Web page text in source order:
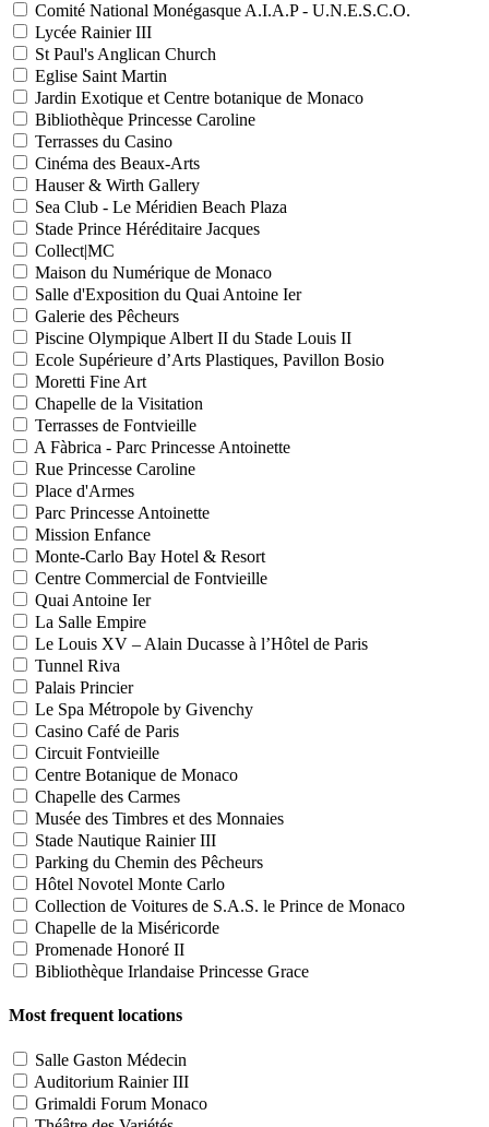
Comité National Monégasque A.I.A.P - U.N.E.S.C.O.
Lycée Rainier III
St Paul's Anglican Church
Eglise Saint Martin
Jardin Exotique et Centre botanique de Monaco
Bibliothèque Princesse Caroline
Terrasses du Casino
Cinéma des Beaux-Arts
Hauser & Wirth Gallery
Sea Club - Le Méridien Beach Plaza
Stade Prince Héréditaire Jacques
Collect|MC
Maison du Numérique de Monaco
Salle d'Exposition du Quai Antoine Ier
Galerie des Pêcheurs
Piscine Olympique Albert II du Stade Louis II
Ecole Supérieure d’Arts Plastiques, Pavillon Bosio
Moretti Fine Art
Chapelle de la Visitation
Terrasses de Fontvieille
A Fàbrica - Parc Princesse Antoinette
Rue Princesse Caroline
Place d'Armes
Parc Princesse Antoinette
Mission Enfance
Monte-Carlo Bay Hotel & Resort
Centre Commercial de Fontvieille
Quai Antoine Ier
La Salle Empire
Le Louis XV – Alain Ducasse à l’Hôtel de Paris
Tunnel Riva
Palais Princier
Le Spa Métropole by Givenchy
Casino Café de Paris
Circuit Fontvieille
Centre Botanique de Monaco
Chapelle des Carmes
Musée des Timbres et des Monnaies
Stade Nautique Rainier III
Parking du Chemin des Pêcheurs
Hôtel Novotel Monte Carlo
Collection de Voitures de S.A.S. le Prince de Monaco
Chapelle de la Miséricorde
Promenade Honoré II
Bibliothèque Irlandaise Princesse Grace
Most frequent locations
Salle Gaston Médecin
Auditorium Rainier III
Grimaldi Forum Monaco